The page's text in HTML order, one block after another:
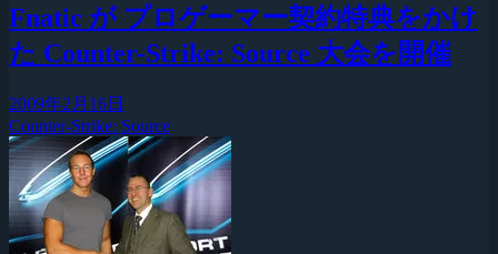
Fnatic が プロゲーマー契約特典をかけ
た Counter-Strike: Source 大会を開催
2009年2月16日
Counter-Strike: Source